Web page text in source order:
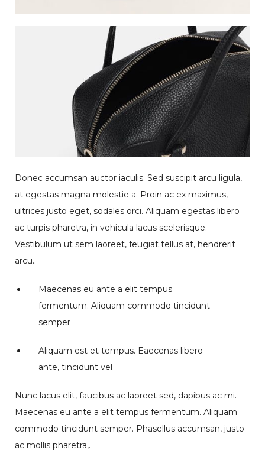
q
Donec accumsan auctor iaculis. Sed suscipit arcu ligula,
at egestas magna molestie a. Proin ac ex maximus,
ultrices justo eget, sodales orci. Aliquam egestas libero
ac turpis pharetra, in vehicula lacus scelerisque.
Vestibulum ut sem laoreet, feugiat tellus at, hendrerit
arcu..
Maecenas eu ante a elit tempus
fermentum. Aliquam commodo tincidunt
semper
Aliquam est et tempus. Eaecenas libero
ante, tincidunt vel
Nunc lacus elit, faucibus ac laoreet sed, dapibus ac mi.
Maecenas eu ante a elit tempus fermentum. Aliquam
commodo tincidunt semper. Phasellus accumsan, justo
ac mollis pharetra,.